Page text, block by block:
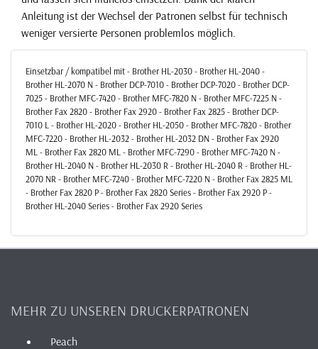
Anleitung ist der Wechsel der Patronen selbst für technisch
weniger versierte Personen problemlos möglich.
Einsetzbar / kompatibel mit - Brother HL-2030 - Brother HL-2040 -
Brother HL-2070 N - Brother DCP-7010 - Brother DCP-7020 - Brother DCP-
7025 - Brother MFC-7420 - Brother MFC-7820 N - Brother MFC-7225 N -
Brother Fax 2820 - Brother Fax 2920 - Brother Fax 2825 - Brother DCP-
7010 L - Brother HL-2020 - Brother HL-2050 - Brother MFC-7820 - Brother
MFC-7220 - Brother HL-2032 - Brother HL-2032 DN - Brother Fax 2920
ML - Brother Fax 2820 ML - Brother MFC-7290 - Brother MFC-7420 N -
Brother HL-2040 N - Brother HL-2030 R - Brother HL-2040 R - Brother HL-
2070 NR - Brother MFC-7240 - Brother MFC-7220 N - Brother Fax 2825 ML
- Brother Fax 2820 P - Brother Fax 2820 Series - Brother Fax 2920 P -
Brother HL-2040 Series - Brother Fax 2920 Series
MEHR ZU UNSEREN DRUCKERPATRONEN
Peach